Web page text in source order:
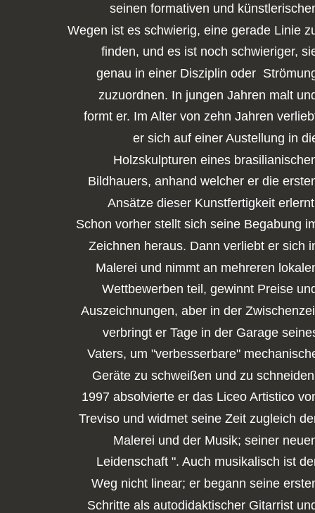
seinen formativen und
Wegen ist es schwierig, eine gerade Linie
finden, und es ist noch schwieriger,
genau in einer Disziplin oder
zuzuordnen. In jungen Jahren malt
formt er. Im Alter von zehn Jahren
er sich auf einer Austellung in
Holzskulpturen eines
Bildhauers, anhand welcher er die
Ansätze dieser Kunstfertigkeit
Schon vorher stellt sich seine Begabung
Zeichnen heraus. Dann verliebt er sich
Malerei und nimmt an mehreren
Wettbewerben teil, gewinnt Preise
Auszeichnungen, aber in der
verbringt er Tage in der Garage
Vaters, um "verbesserbare"
Geräte zu schweißen und zu
1997 absolvierte er das Liceo Artistico
Treviso und widmet seine Zeit zugleich
Malerei und der Musik; seiner
Leidenschaft ". Auch musikalisch ist
Weg nicht linear; er begann seine
Schritte als autodidaktischer Gitarrist